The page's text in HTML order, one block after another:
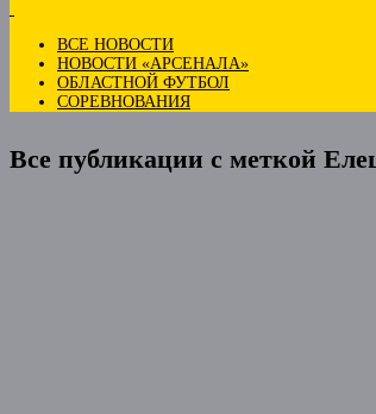
ВСЕ НОВОСТИ
НОВОСТИ «АРСЕНАЛА»
ОБЛАСТНОЙ ФУТБОЛ
СОРЕВНОВАНИЯ
Все публикации с меткой